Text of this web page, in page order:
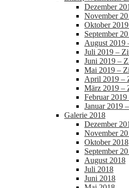
Dezember
November
Oktober
September
August 2019
Juli 2019 –
Juni 2019 –
Mai 2019 –
April 2019 –
März 2019 –
Februar
Januar 2019
Galerie 2018
Dezember
November
Oktober 2018
September
August 2018
Juli 2018
Juni 2018